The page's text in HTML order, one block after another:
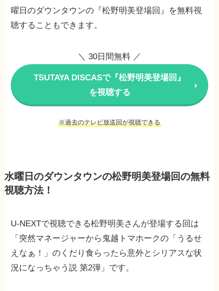
曜日のダウンタウンの『松野明美登場回』を無料視
聴することもできます。
＼ 30日間無料 ／
TSUTAYA DISCASで『松野明美登場回』
を視聴する
※過去のテレビ放送回が視聴できる
水曜日のダウンタウンの松野明美登場回の無料
視聴方法！
U-NEXTで視聴できる松野明美さんが登場する回は
「突然マネージャーから鬼越トマホークの「うるせ
えなぁ！」のくだり食らったら意外とシリアスな状
況になっちゃう説 第2弾」です。